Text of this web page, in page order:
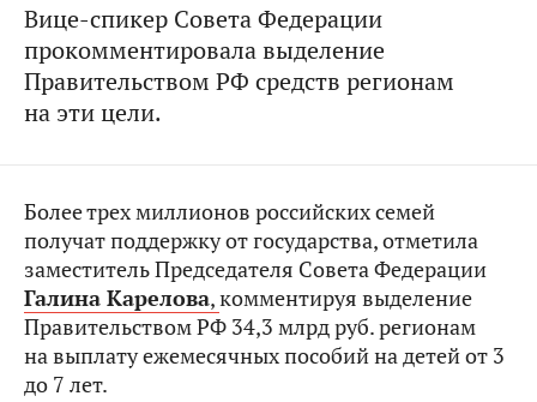
Вице-спикер Совета Федерации
прокомментировала выделение
Правительством РФ средств регионам
на эти цели.
Более трех миллионов российских семей
получат поддержку от государства, отметила
заместитель Председателя Совета Федерации
Галина Карелова,комментируя выделение
Правительством РФ 34,3 млрд руб. регионам
на выплату ежемесячных пособий на детей от 3
до 7 лет.